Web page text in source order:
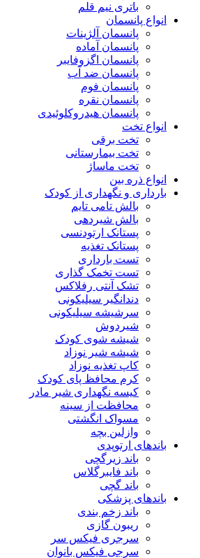
باتری نیم قلم
انواع پانسمان
پانسمان آلژینات
پانسمان آماده
پانسمان اگزوفایبر
پانسمان ضد آب
پانسمان فوم
پانسمان نقره
پانسمان هیدروکلوئیدی
انواع تخت
تخت برقی
تخت بیمارستانی
تخت ماساژ
انواع ذره بین
بارداری و نگهداری از کودک
بالش تامی تایم
بالش شیردهی
پستانک ارتودنسی
پستانک تغذیه
تست بارداری
تست تخمک گذاری
تشک آنتی رفلاکس
دندانگیر سیلیکونی
سرشیشه سیلیکونی
شیردوش
شیشه شوی کودک
شیشه شیر نوزاد
کاپ تغذیه نوزاد
کرم محافظ پای کودک
کیسه نگهداری شیر مادر
محافظت از سینه
مسواک انگشتی
وازلین بچه
باندهای ارتوپدی
باند زیرگچی
باند فایبرگلاس
باند گچی
باندهای پزشکی
باند زخم بندی
ریبون گازی
سرجری فیکس سر
سرجی فیکس بانوان